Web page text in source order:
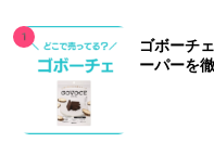
ゴボーチ
ーパーを